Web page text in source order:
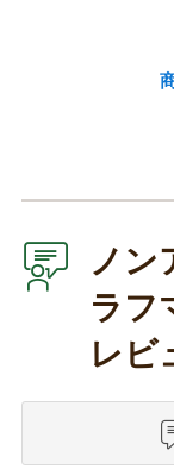
ノン
ラフ
レビ